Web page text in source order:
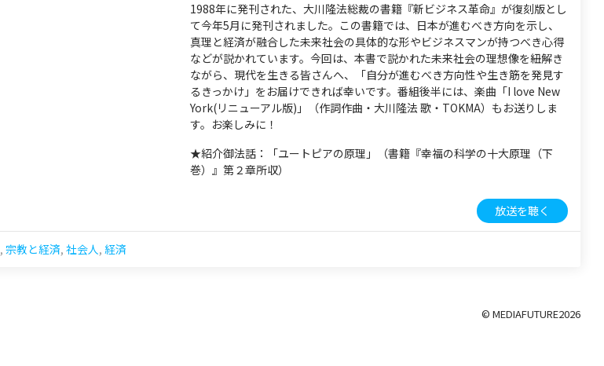
1988年に発刊された、大川隆法総裁の書籍『新ビジネス革命』が復刻版とし
て今年5月に発刊されました。この書籍では、日本が進むべき方向を示し、
真理と経済が融合した未来社会の具体的な形やビジネスマンが持つべき心得
などが説かれています。今回は、本書で説かれた未来社会の理想像を紐解き
ながら、現代を生きる皆さんへ、「自分が進むべき方向性や生き筋を発見す
るきっかけ」をお届けできれば幸いです。番組後半には、楽曲「I love New
York(リニューアル版)」（作詞作曲・大川隆法 歌・TOKMA）もお送りしま
す。お楽しみに！
★紹介御法話：「ユートピアの原理」（書籍『幸福の科学の十大原理（下
巻）』第２章所収）
放送を聴く
, 宗教と経済, 社会人, 経済
© MEDIAFUTURE2026